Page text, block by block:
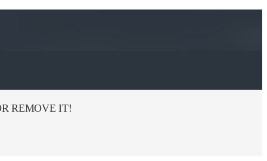
REMOVE IT!